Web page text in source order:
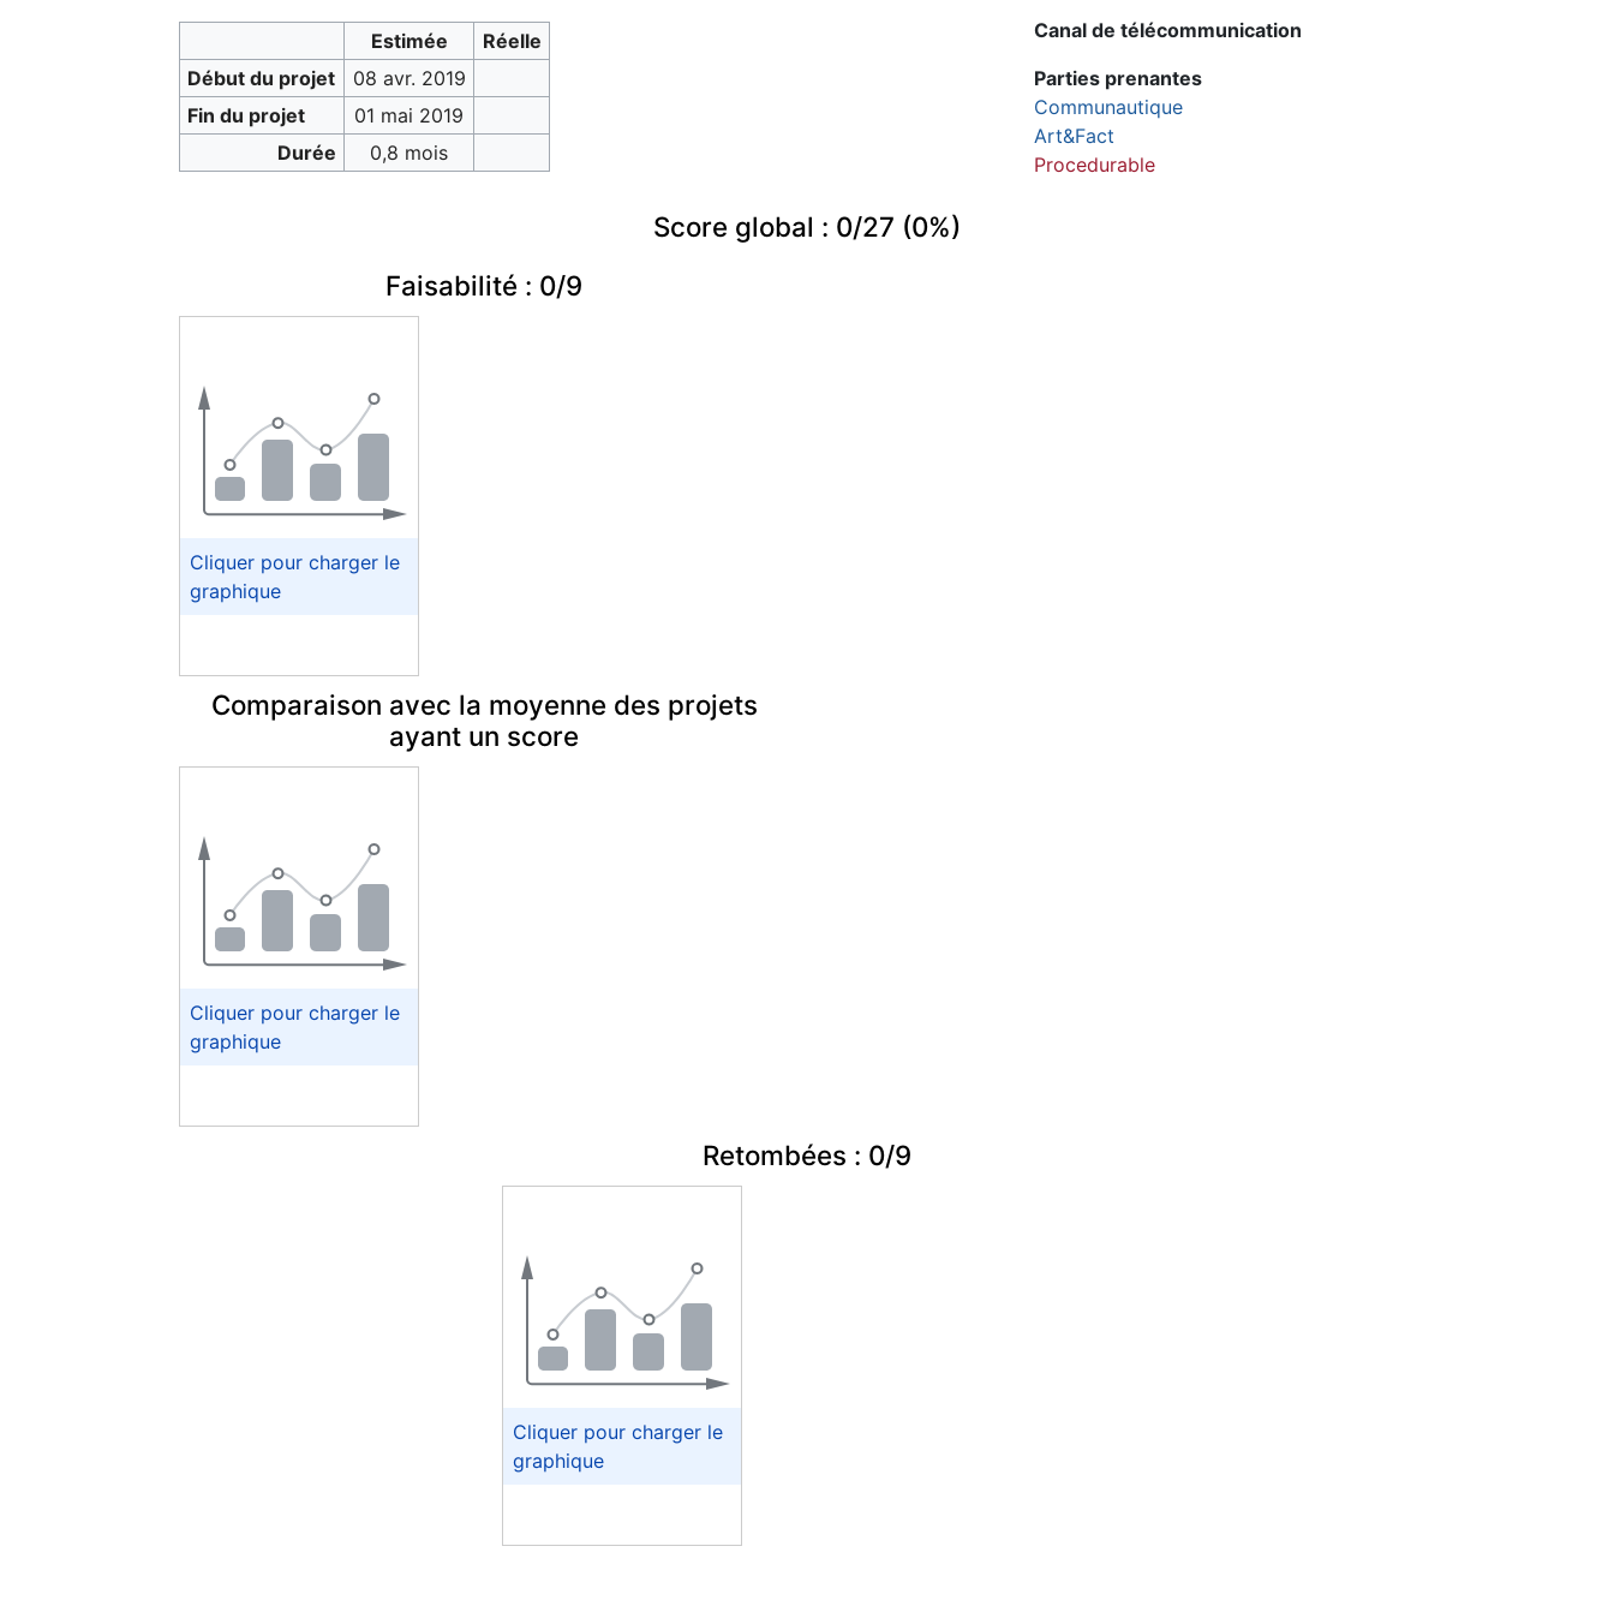
Canal de télécommunication
Parties prenantes
Communautique
Art&Fact
Procedurable
Estimée
Réelle
Début du projet
08 avr. 2019
Fin du projet
01 mai 2019
Durée
0,8 mois
Score global : 0/27 (0%)
Faisabilité : 0/9
Comparaison avec la moyenne des projets
ayant un score
Retombées : 0/9